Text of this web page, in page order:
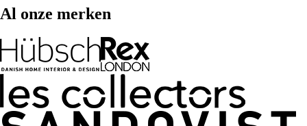
Al onze merken